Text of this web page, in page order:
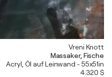
Vreni Knott
Massaker, Fische
Acryl, Öl auf Leinwand - 55x51in
4.320 $